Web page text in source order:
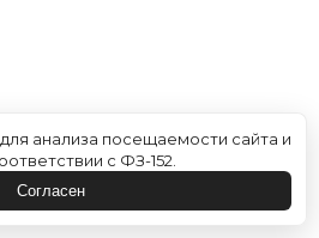
анализа посещаемости сайта и
с ФЗ-152.
Согласен